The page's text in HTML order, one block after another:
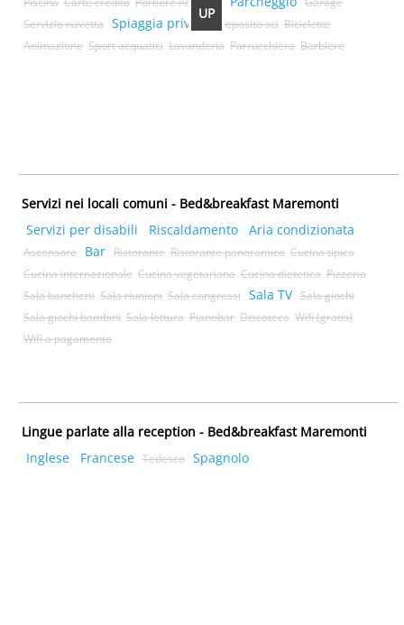
UP
Servizio navetta Spiaggia privata Deposito sci Biciclette
Animazione Sport acquatici Lavanderia Parrucchiera Barbiere
Servizi nei locali comuni - Bed&breakfast Maremonti
Servizi per disabili
Riscaldamento Aria condizionata
Ascensore Bar Ristorante Ristorante panoramico Cucina tipica
Cucina internazionale Cucina vegetariana Cucina dietetica Pizzeria
Sala banchetti Sala riunioni Sala congressi Sala TV Sala giochi
Sala giochi bambini Sala lettura Pianobar Discoteca Wifi (gratis)
Wifi a pagamento
Lingue parlate alla reception - Bed&breakfast Maremonti
Inglese
Francese Tedesco Spagnolo